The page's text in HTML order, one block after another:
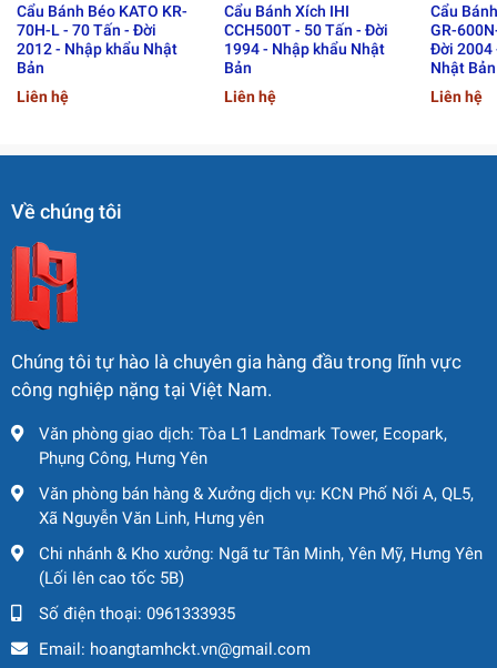
2. Thông số kỹ thuật cẩu
bánh béo Kato KR-65H
2.1. Hiệu suất nâng (Crane
Sức nâng lớn nhất:
Chiều dài cần chính:
Chiều dài cần phụ (Jib):
Chiều cao nâng tối đa:45.8 m (cần chính)
Bán kính làm việc tối đa:37.5 m
Số đoạn cần:5 đoạn – Superboom
Tải trọng nâng theo chiều dài
cần
10.0 m Boom:65,000 kg × 2.6 m
16.9 m Boom:32,000 kg × 5.5 m
23.8 m Boom:23,000 kg × 5.5 m
Cẩu Bánh Béo KATO KR-
70H-L - 70 Tấn - Đời
2012 - Nhập khẩu Nhật
Bản
Liên hệ
Cẩu Bánh Xích IHI
CCH500T - 50 Tấn - Đời
1994 - Nhập khẩu Nhật
Bản
Liên hệ
Cẩu
GR-
Đời 2004
Nhật Bản
Liên hệ
Về chúng tôi
Chúng tôi tự hào là chuyên gia hàng đầu trong lĩnh vực
công nghiệp nặng tại Việt Nam.
Văn phòng giao dịch: Tòa L1 Landmark Tower, Ecopark,
Phụng Công, Hưng Yên
Văn phòng bán hàng & Xưởng dịch vụ: KCN Phố Nối A, QL5,
Xã Nguyễn Văn Linh, Hưng yên
Chi nhánh & Kho xưởng: Ngã tư Tân Minh, Yên Mỹ, Hưng Yên
(Lối lên cao tốc 5B)
Số điện thoại: 0961333935
Email: hoangtamhckt.vn@gmail.com